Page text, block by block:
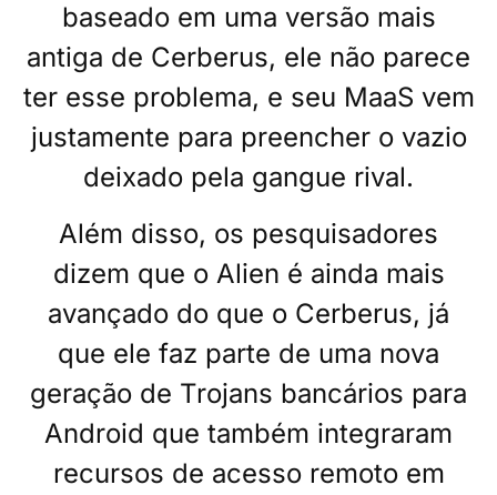
baseado em uma versão mais
antiga de Cerberus, ele não parece
ter esse problema, e seu MaaS vem
justamente para preencher o vazio
deixado pela gangue rival.
Além disso, os pesquisadores
dizem que o Alien é ainda mais
avançado do que o Cerberus, já
que ele faz parte de uma nova
geração de Trojans bancários para
Android que também integraram
recursos de acesso remoto em